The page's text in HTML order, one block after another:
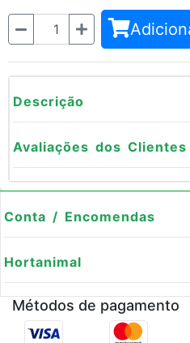
Quantidade
Descrição
Avaliações dos Clientes
Conta / Encomendas
Hortanimal
Métodos de pagamento